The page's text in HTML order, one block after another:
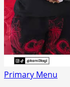
Primary Menu